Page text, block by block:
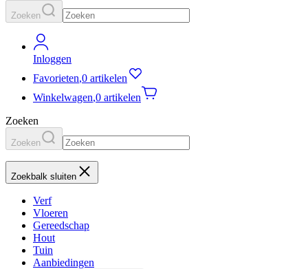
Zoeken
Inloggen
Favorieten,0 artikelen
Winkelwagen,0 artikelen
Zoeken
Zoeken
Zoekbalk sluiten
Verf
Vloeren
Gereedschap
Hout
Tuin
Aanbiedingen